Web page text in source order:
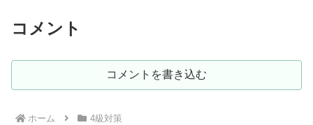
コメント
コメントを書き込む
ホーム 4級対策